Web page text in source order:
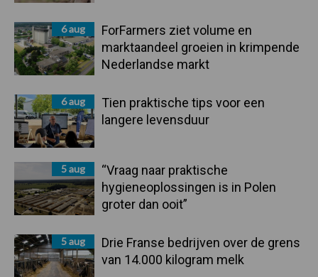
6 aug
ForFarmers ziet volume en
marktaandeel groeien in krimpende
Nederlandse markt
6 aug
Tien praktische tips voor een
langere levensduur
5 aug
“Vraag naar praktische
hygieneoplossingen is in Polen
groter dan ooit”
5 aug
Drie Franse bedrijven over de grens
van 14.000 kilogram melk